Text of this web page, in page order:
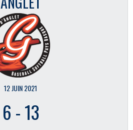
12 JUIN 2021
6 -13